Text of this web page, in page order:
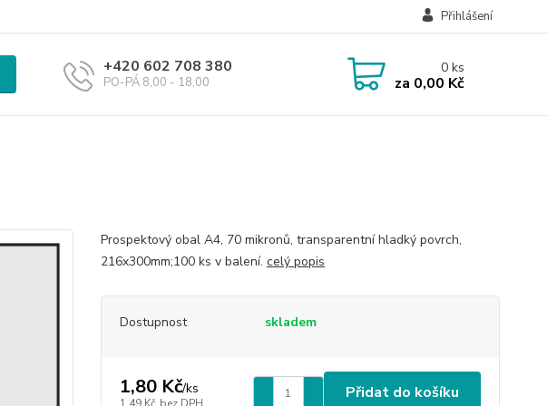
Přihlášení
+420 602 708 380
PO-PÁ 8,00 - 18,00
0ks
za 0,00 Kč
Prospektový obal A4, 70 mikronů, transparentní hladký povrch,
216x300mm;100 ks v balení. celý popis
Dostupnost skladem
1,80 Kč/ks
1,49 Kč bez DPH
Přidat do košíku